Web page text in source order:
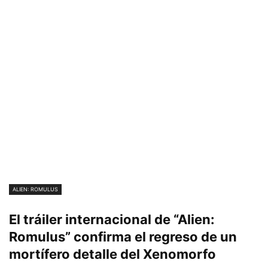
ALIEN: ROMULUS
El tráiler internacional de “Alien:
Romulus” confirma el regreso de un
mortífero detalle del Xenomorfo